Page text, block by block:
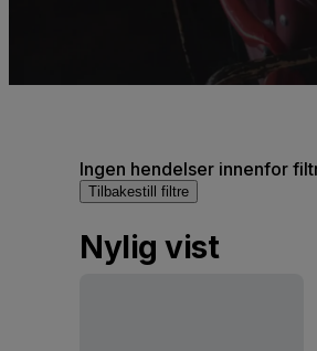
Ingen hendelser innenfor
Tilbakestill filtre
Nylig vist